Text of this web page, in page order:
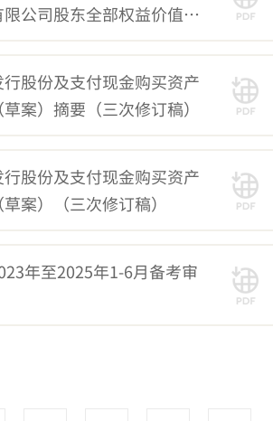
公司股东全部权益价值资
股份及支付现金购买资产
案）摘要（三次修订稿）
股份及支付现金购买资产
案）（三次修订稿）
年至2025年1-6月备考审